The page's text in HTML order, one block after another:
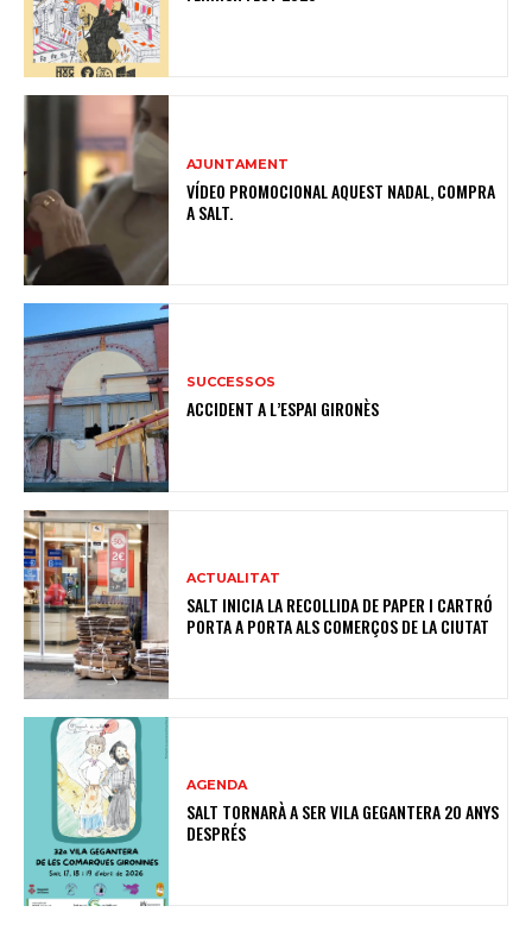
AJUNTAMENT
VÍDEO PROMOCIONAL AQUEST NADAL, COMPRA
A SALT.
SUCCESSOS
ACCIDENT A L’ESPAI GIRONÈS
ACTUALITAT
SALT INICIA LA RECOLLIDA DE PAPER I CARTRÓ
PORTA A PORTA ALS COMERÇOS DE LA CIUTAT
AGENDA
SALT TORNARÀ A SER VILA GEGANTERA 20 ANYS
DESPRÉS